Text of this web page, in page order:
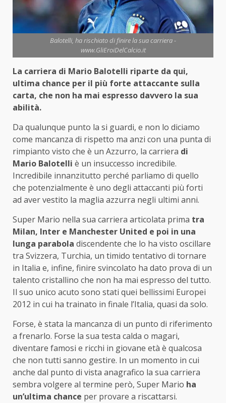
Balotelli, ha rischiato di finire la sua carriera -
www.GliEroiDelCalcio.it
La carriera di Mario Balotelli riparte da qui,
ultima chance per il più forte attaccante sulla
carta, che non ha mai espresso davvero la sua
abilità.
Da qualunque punto la si guardi, e non lo diciamo
come mancanza di rispetto ma anzi con una punta di
rimpianto visto che è un Azzurro, la carriera di
Mario Balotelli è un insuccesso incredibile.
Incredibile innanzitutto perché parliamo di quello
che potenzialmente è uno degli attaccanti più forti
ad aver vestito la maglia azzurra negli ultimi anni.
Super Mario nella sua carriera articolata prima tra
Milan, Inter e Manchester United e poi in una
lunga parabola discendente che lo ha visto oscillare
tra Svizzera, Turchia, un timido tentativo di tornare
in Italia e, infine, finire svincolato ha dato prova di un
talento cristallino che non ha mai espresso del tutto.
Il suo unico acuto sono stati quei bellissimi Europei
2012 in cui ha trainato in finale l’Italia, quasi da solo.
Forse, è stata la mancanza di un punto di riferimento
a frenarlo. Forse la sua testa calda o magari,
diventare famosi e ricchi in giovane età è qualcosa
che non tutti sanno gestire. In un momento in cui
anche dal punto di vista anagrafico la sua carriera
sembra volgere al termine però, Super Mario ha
un’ultima chance per provare a riscattarsi.